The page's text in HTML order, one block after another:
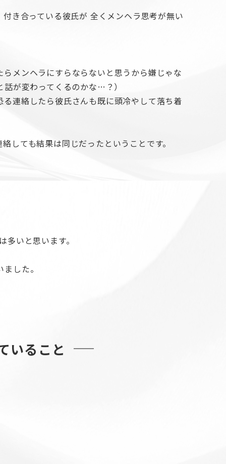
き合っている彼氏が 全くメンヘラ思考が無い
メンヘラにすらならないと思うから嫌じゃな
が変わってくるのかな…？）
連絡したら彼氏さんも既に頭冷やして落ち着
しても結果は同じだったということです。
いと思います。
した。
いること